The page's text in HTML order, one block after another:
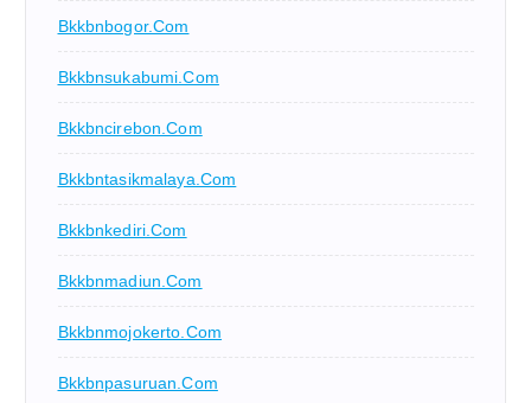
Bkkbnbogor.com
Bkkbnsukabumi.com
Bkkbncirebon.com
Bkkbntasikmalaya.com
Bkkbnkediri.com
Bkkbnmadiun.com
Bkkbnmojokerto.com
Bkkbnpasuruan.com